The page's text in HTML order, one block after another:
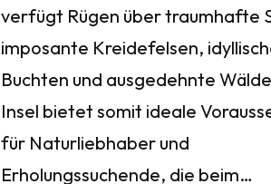
verfügt Rügen über traumhafte
imposante Kreidefelsen,
Buchten und ausgedehnte
Insel bietet somit ideale
für Naturliebhaber und
Erholungssuchende, die beim…